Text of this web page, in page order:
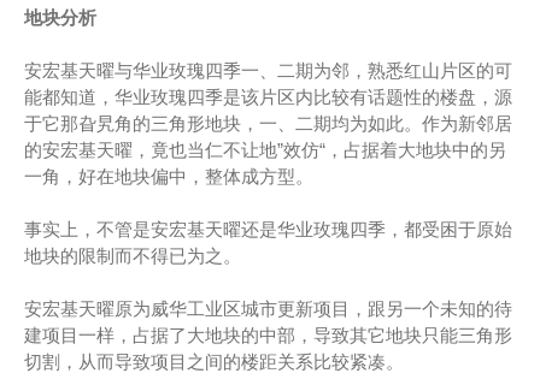
地块分析
安宏基天曜与华业玫瑰四季一、二期为邻，熟悉红山片区的可
能都知道，华业玫瑰四季是该片区内比较有话题性的楼盘，源
于它那旮旯角的三角形地块，一、二期均为如此。作为新邻居
的安宏基天曜，竟也当仁不让地”效仿“，占据着大地块中的另
一角，好在地块偏中，整体成方型。
事实上，不管是安宏基天曜还是华业玫瑰四季，都受困于原始
地块的限制而不得已为之。
安宏基天曜原为威华工业区城市更新项目，跟另一个未知的待
建项目一样，占据了大地块的中部，导致其它地块只能三角形
切割，从而导致项目之间的楼距关系比较紧凑。